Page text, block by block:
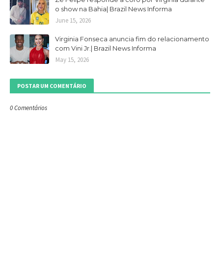
o show na Bahia| Brazil News Informa
June 15, 2026
Virginia Fonseca anuncia fim do relacionamento
com Vini Jr.| Brazil News Informa
May 15, 2026
POSTAR UM COMENTÁRIO
0 Comentários